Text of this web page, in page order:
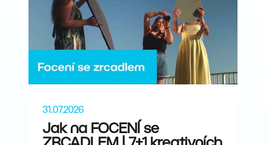
31.07.2026
Jak na FOCENÍ se